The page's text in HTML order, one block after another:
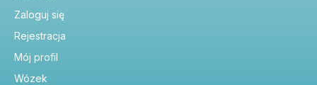
Zaloguj się
Rejestracja
Mój profil
Wózek